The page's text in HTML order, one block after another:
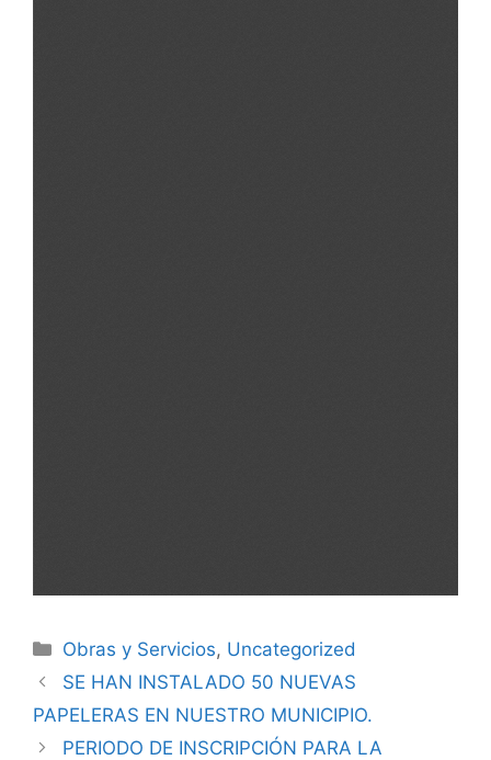
Obras y Servicios, Uncategorized
SE HAN INSTALADO 50 NUEVAS
PAPELERAS EN NUESTRO MUNICIPIO.
PERIODO DE INSCRIPCIÓN PARA LA